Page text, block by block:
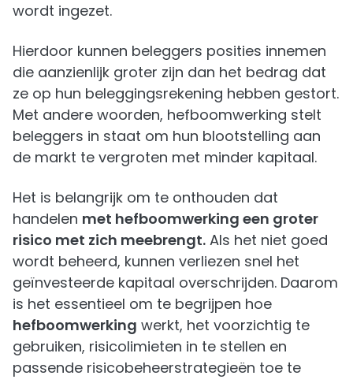
wordt ingezet.
Hierdoor kunnen beleggers posities innemen
die aanzienlijk groter zijn dan het bedrag dat
ze op hun beleggingsrekening hebben gestort.
Met andere woorden, hefboomwerking stelt
beleggers in staat om hun blootstelling aan
de markt te vergroten met minder kapitaal.
Het is belangrijk om te onthouden dat
handelen met hefboomwerking een groter
risico met zich meebrengt. Als het niet goed
wordt beheerd, kunnen verliezen snel het
geïnvesteerde kapitaal overschrijden. Daarom
is het essentieel om te begrijpen hoe
hefboomwerking werkt, het voorzichtig te
gebruiken, risicolimieten in te stellen en
passende risicobeheerstrategieën toe te